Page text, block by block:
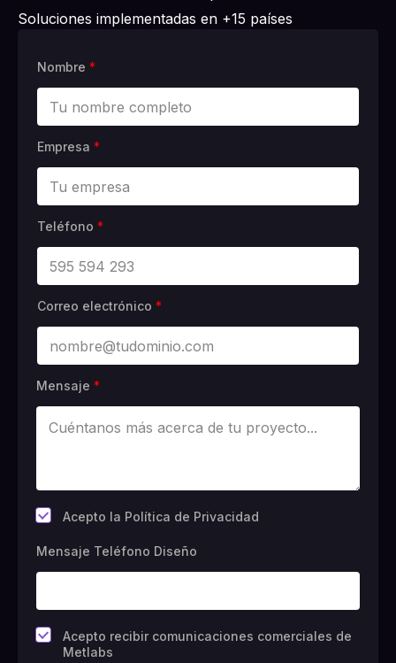
Soluciones implementadas en +15 países
Nombre *
Empresa *
Teléfono *
Correo electrónico *
Mensaje *
* Acepto la Política de Privacidad
Mensaje Teléfono Diseño
C
a
Acepto recibir comunicaciones comerciales de
Metlabs